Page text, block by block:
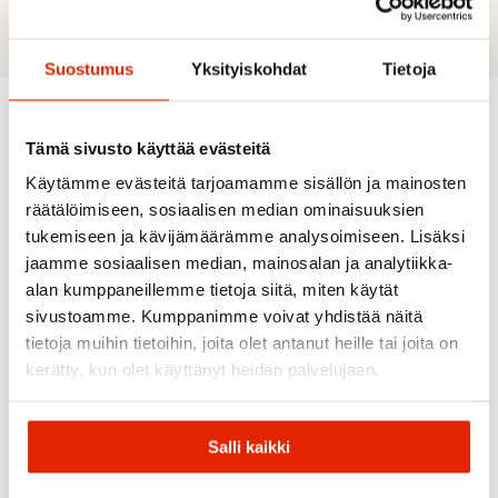
Suostumus Yksityiskohdat Tietoja
Tämä sivusto käyttää evästeitä
Käytämme evästeitä tarjoamamme sisällön ja mainosten
räätälöimiseen, sosiaalisen median ominaisuuksien
tukemiseen ja kävijämäärämme analysoimiseen. Lisäksi
jaamme sosiaalisen median, mainosalan ja analytiikka-
alan kumppaneillemme tietoja siitä, miten käytät
sivustoamme. Kumppanimme voivat yhdistää näitä
tietoja muihin tietoihin, joita olet antanut heille tai joita on
kerätty, kun olet käyttänyt heidän palvelujaan.
Salli kaikki
Suositeltua sinulle
Maloja
ALE
Maloja
Jersey
Alpinestars
Alpinestars
ALE
2,5L
Maloja